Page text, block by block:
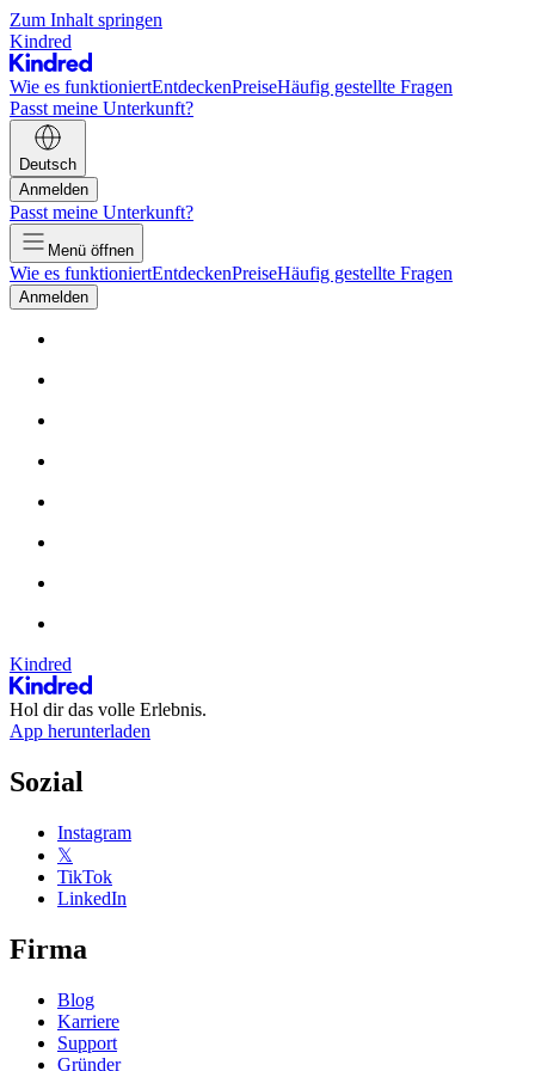
Zum Inhalt springen
Kindred
Wie es funktioniertEntdeckenPreiseHäufig gestellte Fragen
Passt meine Unterkunft?
Deutsch
Anmelden
Passt meine Unterkunft?
Menü öffnen
Wie es funktioniertEntdeckenPreiseHäufig gestellte Fragen
Anmelden
Kindred
Hol dir das volle Erlebnis.
App herunterladen
Sozial
Instagram
𝕏
TikTok
LinkedIn
Firma
Blog
Karriere
Support
Gründer